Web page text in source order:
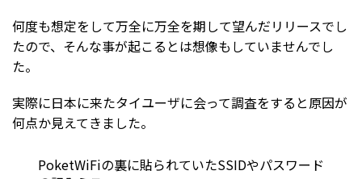
何度も想定をして万全に万全を期して望んだリリースでし
たので、そんな事が起こるとは想像もしていませんでし
た。
実際に日本に来たタイユーザに会って調査をすると原因が
何点か見えてきました。
PoketWiFiの裏に貼られていたSSIDやパスワード